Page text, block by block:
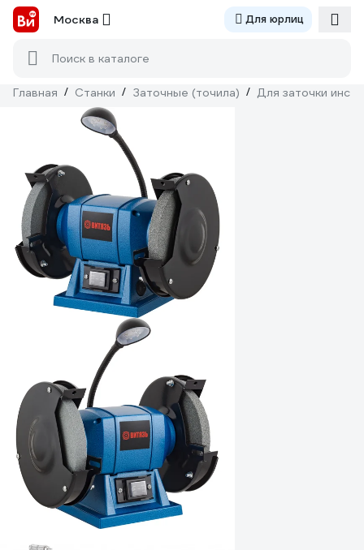
Москва Для юрлиц
Поиск в каталоге
Главная / Станки / Заточные (точила) / Для заточки